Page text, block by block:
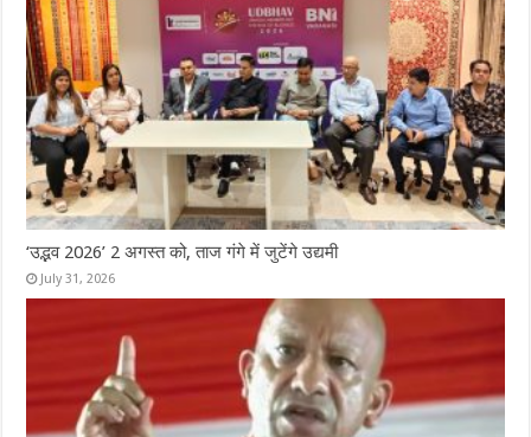
k
p
‘उद्भव 2026’ 2 अगस्त को, ताज गंगे में जुटेंगे उद्यमी
July 31, 2026